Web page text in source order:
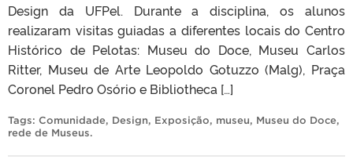
Design da UFPel. Durante a disciplina, os alunos
realizaram visitas guiadas a diferentes locais do Centro
Histórico de Pelotas: Museu do Doce, Museu Carlos
Ritter, Museu de Arte Leopoldo Gotuzzo (Malg), Praça
Coronel Pedro Osório e Bibliotheca […]
Tags: Comunidade, Design, Exposição, museu, Museu do Doce,
rede de Museus.